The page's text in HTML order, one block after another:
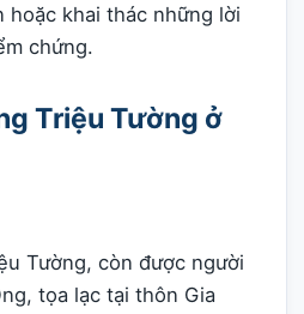
hoặc khai thác những lời
chứng.
Triệu Tường ở
Tường, còn được người
tọa lạc tại thôn Gia